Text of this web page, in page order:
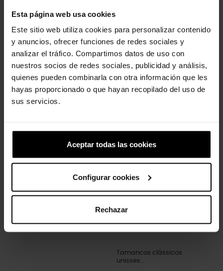
Esta página web usa cookies
Este sitio web utiliza cookies para personalizar contenido
y anuncios, ofrecer funciones de redes sociales y
analizar el tráfico. Compartimos datos de uso con
nuestros socios de redes sociales, publicidad y análisis,
quienes pueden combinarla con otra información que les
hayas proporcionado o que hayan recopilado del uso de
sus servicios.
Aceptar todas las cookies
Configurar cookies
Rechazar
-20%
49,90 € 39,92 €
-20%
Tamancos clássicos
unissex...